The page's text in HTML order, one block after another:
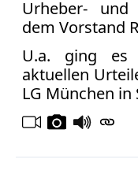
Urheber- und
dem Vorstand
U.a. ging es
aktuellen
LG München